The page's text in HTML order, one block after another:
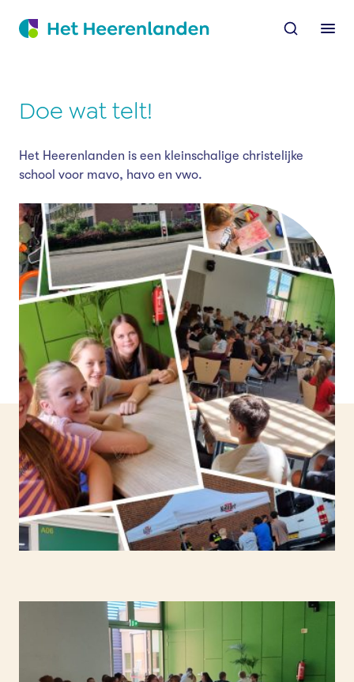
Go to the homepage
Doe wat telt!
Het Heerenlanden is een kleinschalige christelijke
school voor mavo, havo en vwo.